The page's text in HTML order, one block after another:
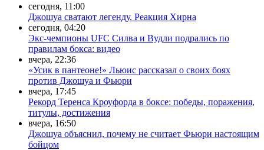
сегодня, 11:00
Джошуа сватают легенду. Реакция Хирна
сегодня, 04:20
Экс-чемпионы UFC Силва и Вудли подрались по
правилам бокса: видео
вчера, 22:36
«Усик в пантеоне!» Льюис рассказал о своих боях
против Джошуа и Фьюри
вчера, 17:45
Рекорд Теренса Кроуфорда в боксе: победы, поражения,
титулы, достижения
вчера, 16:50
Джошуа объяснил, почему не считает Фьюри настоящим
бойцом